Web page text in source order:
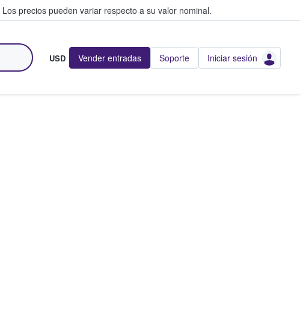
Los precios pueden variar respecto a su valor nominal.
USD Vender entradas Soporte Iniciar sesión